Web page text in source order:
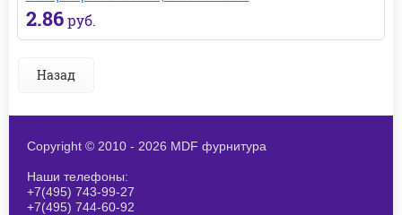
2.86 руб.
Назад
Copyright © 2010 - 2026 MDF фурнитура
Наши телефоны:
+7(495) 743-99-27
+7(495) 744-60-92